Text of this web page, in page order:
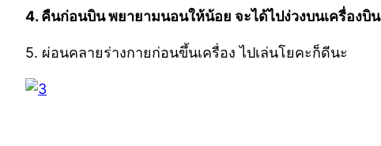
4. คืนก่อนบิน พยายามนอนให้น้อย จะได้ไปง่วงบนเครื่องบิน
5. ผ่อนคลายร่างกายก่อนขึ้นเครื่อง ไปเล่นโยคะก็ดีนะ